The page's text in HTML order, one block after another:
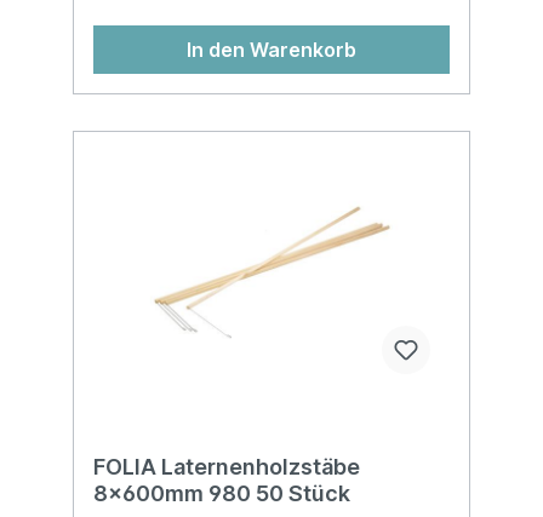
In den Warenkorb
FOLIA Laternenholzstäbe
8x600mm 980 50 Stück